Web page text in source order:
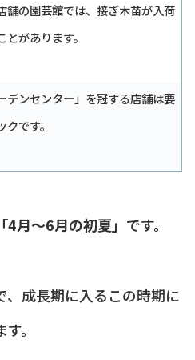
舗の園芸館では、接ぎ木苗が入荷
とがあります。
デンセンター」を冠する店舗は要
クです。
「4月〜6月の初夏」 です。
、成長期に入るこの時期に
。